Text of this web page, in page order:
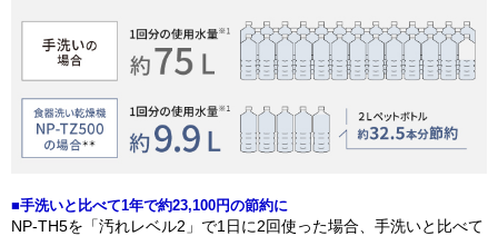
■手洗いと比べて1年で約23,100円の節約に
NP-TH5​を「汚れレベル2」で1日に2回使った場合、手洗いと比べて